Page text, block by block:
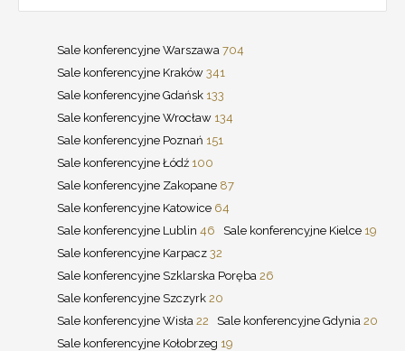
Sale konferencyjne Warszawa 704
Sale konferencyjne Kraków 341
Sale konferencyjne Gdańsk 133
Sale konferencyjne Wrocław 134
Sale konferencyjne Poznań 151
Sale konferencyjne Łódź 100
Sale konferencyjne Zakopane 87
Sale konferencyjne Katowice 64
Sale konferencyjne Lublin 46 Sale konferencyjne Kielce 19
Sale konferencyjne Karpacz 32
Sale konferencyjne Szklarska Poręba 26
Sale konferencyjne Szczyrk 20
Sale konferencyjne Wisła 22 Sale konferencyjne Gdynia 20
Sale konferencyjne Kołobrzeg 19